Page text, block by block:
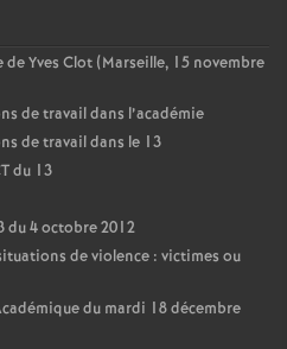
Yves Clot (Marseille, 15 novembre
de travail dans l’académie
de travail dans le 13
du 13
du 4 octobre 2012
de violence : victimes ou
du mardi 18 décembre